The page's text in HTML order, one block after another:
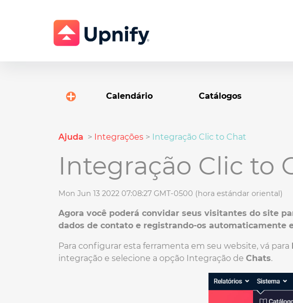
Calendário Catálogos
Ajuda > Integrações > Integração Clic to Chat
Integração Clic to
Mon Jun 13 2022 07:08:27 GMT-0500 (hora estándar oriental)
Agora você poderá convidar seus visitantes do site
dados de contato e registrando-os automaticamente
Para configurar esta ferramenta em seu website, vá para
integração e selecione a opção Integração de Chats.